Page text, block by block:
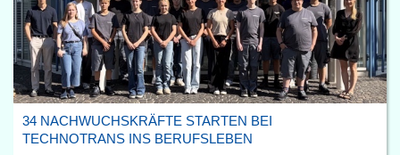
34 NACHWUCHSKRÄFTE STARTEN BEI
TECHNOTRANS INS BERUFSLEBEN